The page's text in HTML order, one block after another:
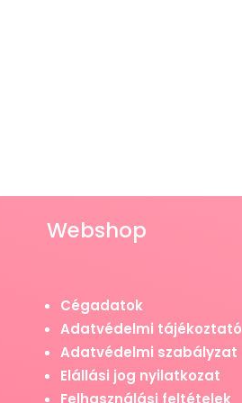
Webshop
Cégadatok
Adatvédelmi tájékoztató
Adatvédelmi szabályzat
Elállási jog nyilatkozat